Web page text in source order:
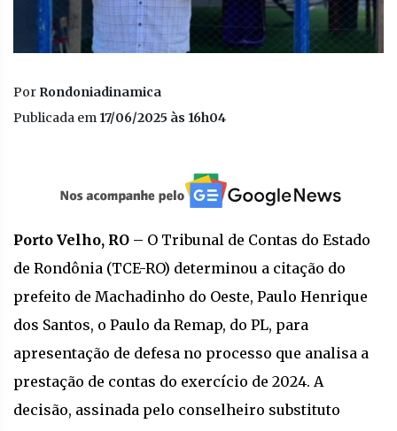
Por Rondoniadinamica
Publicada em 17/06/2025 às 16h04
Porto Velho, RO – O Tribunal de Contas do Estado
de Rondônia (TCE-RO) determinou a citação do
prefeito de Machadinho do Oeste, Paulo Henrique
dos Santos, o Paulo da Remap, do PL, para
apresentação de defesa no processo que analisa a
prestação de contas do exercício de 2024. A
decisão, assinada pelo conselheiro substituto